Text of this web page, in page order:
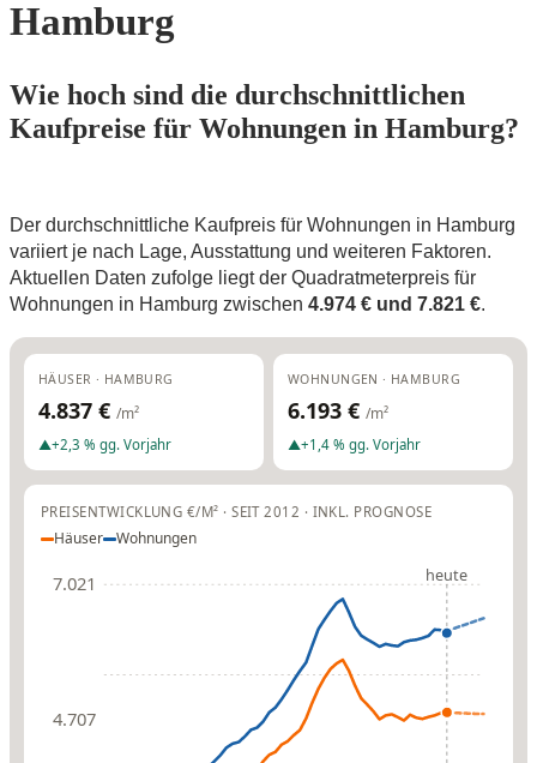
Hamburg
Wie hoch sind die durchschnittlichen
Kaufpreise für Wohnungen in Hamburg?
Der durchschnittliche Kaufpreis für Wohnungen in Hamburg
variiert je nach Lage, Ausstattung und weiteren Faktoren.
Aktuellen Daten zufolge liegt der Quadratmeterpreis für
Wohnungen in Hamburg zwischen 4.974 € und 7.821 €.
HÄUSER · HAMBURG
4.837 € /m²
▲+2,3 % gg. Vorjahr
WOHNUNGEN · HAMBURG
6.193 € /m²
▲+1,4 % gg. Vorjahr
PREISENTWICKLUNG €/M² · SEIT 2012 · INKL. PROGNOSE
Häuser Wohnungen
7.021
4.707
heute